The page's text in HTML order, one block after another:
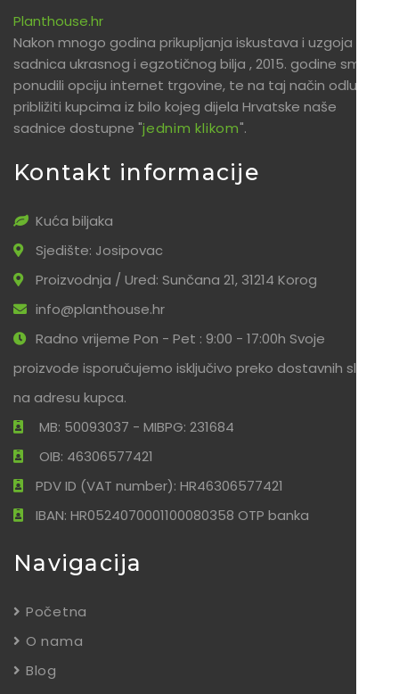
Planthouse.hr
Nakon mnogo godina prikupljanja iskustava i uzgoja
sadnica ukrasnog i egzotičnog bilja , 2015. godine smo
ponudili opciju internet trgovine, te na taj način odlučili
približiti kupcima iz bilo kojeg dijela Hrvatske naše
sadnice dostupne "jednim klikom".
Kontakt informacije
Kuća biljaka
Sjedište: Josipovac
Proizvodnja / Ured: Sunčana 21, 31214 Korog
info@planthouse.hr
Radno vrijeme Pon - Pet : 9:00 - 17:00h Svoje
proizvode isporučujemo isključivo preko dostavnih službi
na adresu kupca.
MB: 50093037 - MIBPG: 231684
OIB: 46306577421
PDV ID (VAT number): HR46306577421
IBAN: HR0524070001100080358 OTP banka
Navigacija
Početna
O nama
Blog